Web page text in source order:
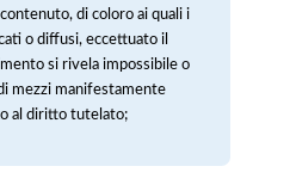
di coloro ai quali i
o diffusi, eccettuato il
si rivela impossibile o
mezzi manifestamente
al diritto tutelato;